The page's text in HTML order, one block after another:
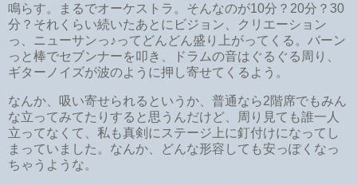
鳴らす。まるでオーケストラ。そんなのが10分？20分？30
分？それくらい続いたあとにビジョン、クリエーション
っ、ニューサンっ♪ってどんどん盛り上がってくる。バーン
っと棒でセブンナーを叩き、ドラムの音はぐるぐる周り、
ギターノイズが波のように押し寄せてくるよう。
なんか、吸い寄せられるというか、普通なら2階席でもみん
な立ってみてたりすると思うんだけど、周り見ても誰一人
立ってなくて、私も真剣にステージ上に釘付けになってし
まっていました。なんか、どんな形容しても安っぽくなっ
ちゃうような。